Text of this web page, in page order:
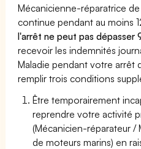
Mécanicienne-réparatrice
continue pendant au moins
l'arrêt ne peut pas dépasser
recevoir les indemnités
Maladie pendant votre arrêt
remplir trois conditions
Être temporairement
reprendre votre activité
(Mécanicien-réparateur /
de moteurs marins) en